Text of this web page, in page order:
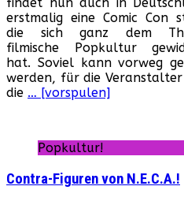
Con,
Dortmund
(Dezember
2015)
findet nun auch in
erstmalig eine Comic Con
die sich ganz dem
filmische Popkultur
hat. Soviel kann vorweg
werden, für die
die … [vorspulen]
Popkultur!
Contra-Figuren von N.E.C.A.!